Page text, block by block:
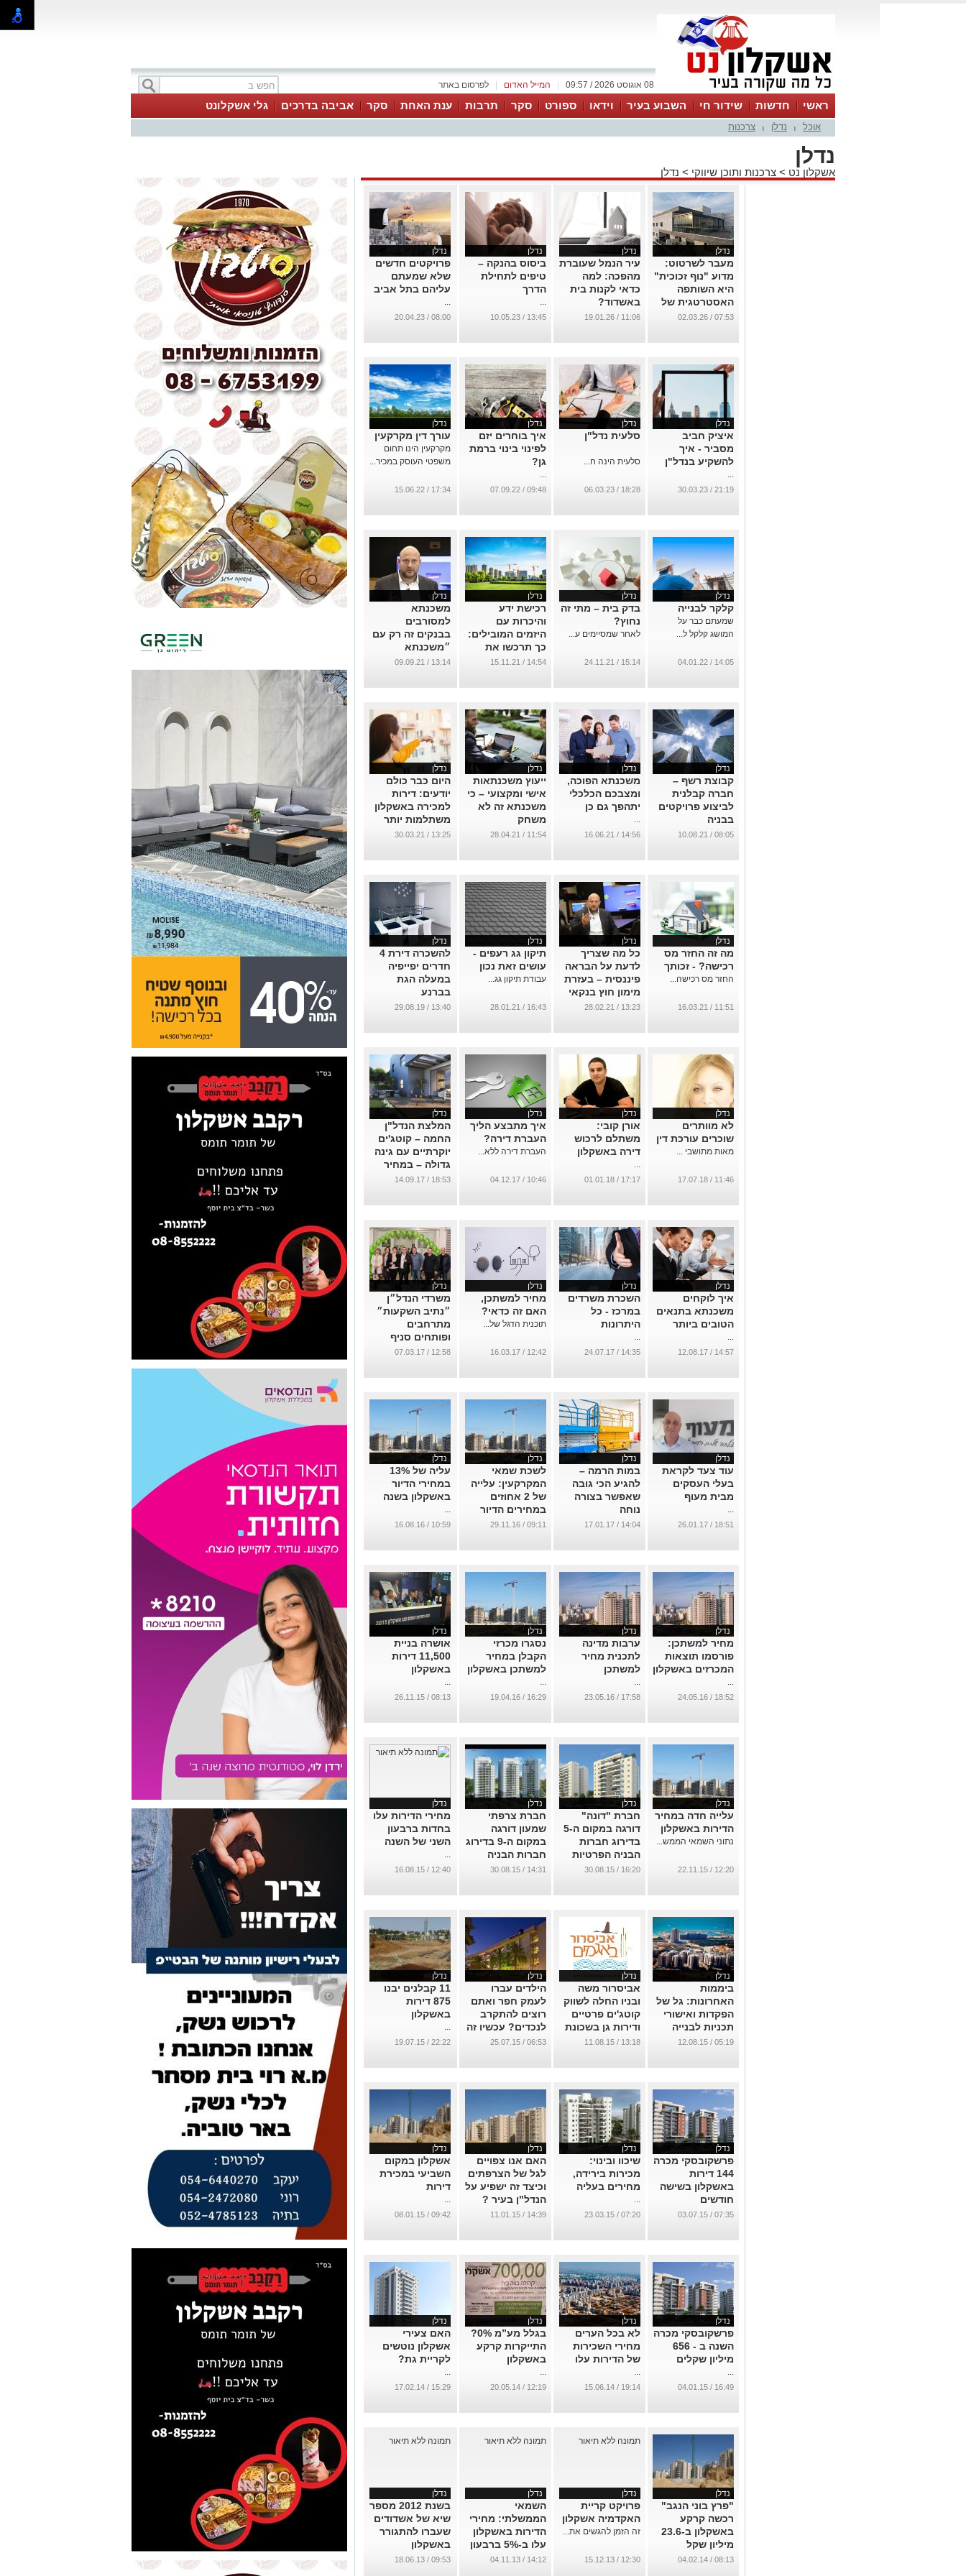
לפרסום באתר המייל האדום 08 אוגוסט 2026 / 09:57
ראשי חדשות שידור חי השבוע בעיר וידאו ספורט סקר תרבות ענת האחת סקר אביבה בדרכים גלי אשקלונט
אוכל נדלן צרכנות
נדלן
אשקלון נט > צרכנות ותוכן שיווקי > נדלן
נדלן
מעבר לשרטוט:
מדוע "נוף זכוכית"
היא השותפה
האסטרטגית של
אדריכלים
...
07:53 / 02.03.26
נדלן
עיר הנמל שעוברת
מהפכה: למה
כדאי לקנות בית
באשדוד?
...
11:06 / 19.01.26
נדלן
ביסוס בהנקה –
טיפים לתחילת
הדרך
...
13:45 / 10.05.23
נדלן
פרויקטים חדשים
שלא שמעתם
עליהם בתל אביב
...
08:00 / 20.04.23
נדלן
איציק חביב
מסביר - איך
להשקיע בנדל"ן
...
21:19 / 30.03.23
נדלן
סלעית נדל"ן
סלעית הינה ח...
18:28 / 06.03.23
נדלן
איך בוחרים יזם
לפינוי בינוי ברמת
גן?
...
09:48 / 07.09.22
נדלן
עורך דין מקרקעין
מקרקעין הינו תחום
משפטי העוסק במכיר...
17:34 / 15.06.22
נדלן
קלקר לבנייה
שמעתם כבר על
המושג קלקל ל...
14:05 / 04.01.22
נדלן
בדק בית – מתי זה
נחוץ?
לאחר שמסיימים ע...
15:14 / 24.11.21
נדלן
רכישת ידע
והיכרות עם
היזמים המובילים:
כך תרכשו את
הנכס הבא שלכם
14:54 / 15.11.21
נדלן
משכנתא
למסורבים
בבנקים זה רק עם
״משכנתא
מאושרת״, כבר
...
13:14 / 09.09.21
נדלן
קבוצת רשף –
חברה קבלנית
לביצוע פרויקטים
בבניה
...
08:05 / 10.08.21
נדלן
משכנתא הפוכה,
ומצבכם הכלכלי
יתהפך גם כן
...
14:56 / 16.06.21
נדלן
ייעוץ משכנתאות
אישי ומקצועי – כי
משכנתא זה לא
משחק
...
11:54 / 28.04.21
נדלן
היום כבר כולם
יודעים: דירות
למכירה באשקלון
משתלמות יותר
ממקבילותיהן
...
13:25 / 30.03.21
נדלן
מה זה החזר מס
רכישה? - זכותך
החזר מס רכישה...
11:51 / 16.03.21
נדלן
כל מה שצריך
לדעת על הבראה
פיננסית – בעזרת
מימון חוץ בנקאי
...
13:23 / 28.02.21
נדלן
תיקון גג רעפים -
עושים זאת נכון
עבודת תיקון גג...
16:43 / 28.01.21
נדלן
להשכרה דירת 4
חדרים יפייפיה
במעלה הגת
בברנע
...
13:40 / 29.08.19
נדלן
לא מוותרים
שוכרים עורכת דין
מאות מתושבי ...
11:46 / 17.07.18
נדלן
אורן קובי:
משתלם לרכוש
דירה באשקלון
...
17:17 / 01.01.18
נדלן
איך מתבצע הליך
העברת דירה?
העברת דירה ללא...
10:46 / 04.12.17
נדלן
המלצת הנדל"ן
החמה – קוטג'ים
יוקרתיים עם גינה
גדולה – במחיר
מציאה
18:53 / 14.09.17
נדלן
איך לוקחים
משכנתא בתנאים
הטובים ביותר
...
14:57 / 12.08.17
נדלן
השכרת משרדים
במרכז - כל
היתרונות
...
14:35 / 24.07.17
נדלן
מחיר למשתכן,
האם זה כדאי?
תוכנית הדגל של...
12:42 / 16.03.17
נדלן
משרדי הנדל״ן
״נתיב השקעות״
מתרחבים
ופותחים סניף
חדש נוסף
באשקלון
12:58 / 07.03.17
נדלן
עוד צעד לקראת
בעלי העסקים
מבית מעוף
...
18:51 / 26.01.17
נדלן
במות הרמה –
להגיע הכי גובה
שאפשר בצורה
נוחה
...
14:04 / 17.01.17
נדלן
לשכת שמאי
המקרקעין: עלייה
של 2 אחוזים
במחירים הדיור
באשקלון ברבעון
...
09:11 / 29.11.16
נדלן
עליה של 13%
במחירי הדיור
באשקלון בשנה
...
10:59 / 16.08.16
נדלן
מחיר למשתכן:
פורסמו תוצאות
המכרזים באשקלון
...
18:52 / 24.05.16
נדלן
ערבות מדינה
לתכנית מחיר
למשתכן
...
17:58 / 23.05.16
נדלן
נסגרו מכרזי
הקבלן במחיר
למשתכן באשקלון
...
16:29 / 19.04.16
נדלן
אושרה בניית
11,500 דירות
באשקלון
...
08:13 / 26.11.15
נדלן
עלייה חדה במחיר
הדירות באשקלון
נתוני השמאי הממש...
12:20 / 22.11.15
נדלן
חברת "דונה"
דורגה במקום ה-5
בדירוג חברות
הבניה הפרטיות
של CofaceBdi
16:20 / 30.08.15
נדלן
חברת צרפתי
שמעון דורגה
במקום ה-9 בדירוג
חברות הבניה
הפרטיות של
...
14:31 / 30.08.15
נדלן
מחירי הדירות עלו
בחדות ברבעון
השני של השנה
...
12:40 / 16.08.15
נדלן
ביממות
האחרונות: גל של
הפקדות ואישורי
תכניות לבנייה
למגורים
05:19 / 12.08.15
נדלן
אביסרור משה
ובניו החלה לשווק
קוטג'ים פרטיים
ודירות גן בשכונת
"אגמים"
13:18 / 11.08.15
נדלן
הילדים עברו
לעמק חפר ואתם
רוצים להתקרב
לנכדים? עכשיו זה
זול יותר
06:53 / 25.07.15
נדלן
11 קבלנים יבנו
875 דירות
באשקלון
...
22:22 / 19.07.15
נדלן
פרשקובסקי מכרה
144 דירות
באשקלון בשישה
חודשים
...
07:35 / 03.07.15
נדלן
שיכוו ובינוי:
מכירות בירידה,
מחירים בעליה
...
07:20 / 23.03.15
נדלן
האם אנו צפויים
לגל של הצרפתים
וכיצד זה ישפיע על
הנדל"ן בעיר ?
...
14:39 / 11.01.15
נדלן
אשקלון במקום
השביעי במכירת
דירות
...
09:42 / 08.01.15
נדלן
פרשקובסקי מכרה
השנה ב - 656
מיליון שקלים
...
16:49 / 04.01.15
נדלן
לא בכל הערים
מחירי השכירות
של הדירות עלו
...
19:14 / 15.06.14
נדלן
בגלל מע”מ 0%?
התייקרות קרקע
באשקלון
...
12:19 / 20.05.14
נדלן
האם צעירי
אשקלון נוטשים
לקריית גת?
...
15:29 / 17.02.14
נדלן
"פרץ בוני הנגב"
רכשה קרקע
באשקלון ב-23.6
מיליון שקל
...
08:13 / 04.02.14
נדלן
פרויקט קריית
האקדמיה אשקלון
זה הזמן להגשים את...
12:30 / 15.12.13
נדלן
השמאי
הממשלתי: מחירי
הדירות באשקלון
עלו ב-5% ברבעון
...
14:12 / 04.11.13
נדלן
בשנת 2012 מספר
שיא של אשדודים
שעברו להתגורר
באשקלון
...
09:53 / 18.06.13